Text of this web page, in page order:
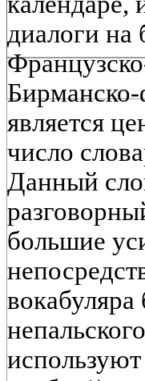
диалоги на
является
число
Данный
большие
вокабуляра